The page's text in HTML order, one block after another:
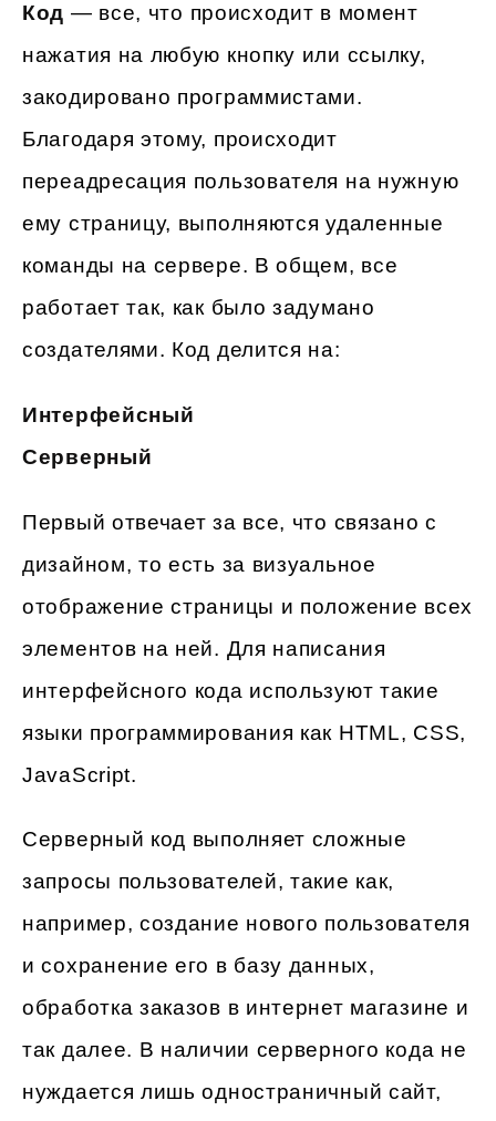
Код — все, что происходит в момент
нажатия на любую кнопку или ссылку,
закодировано программистами.
Благодаря этому, происходит
переадресация пользователя на нужную
ему страницу, выполняются удаленные
команды на сервере. В общем, все
работает так, как было задумано
создателями. Код делится на:
Интерфейсный
Серверный
Первый отвечает за все, что связано с
дизайном, то есть за визуальное
отображение страницы и положение всех
элементов на ней. Для написания
интерфейсного кода используют такие
языки программирования как HTML, CSS,
JavaScript.
Серверный код выполняет сложные
запросы пользователей, такие как,
например, создание нового пользователя
и сохранение его в базу данных,
обработка заказов в интернет магазине и
так далее. В наличии серверного кода не
нуждается лишь одностраничный сайт,